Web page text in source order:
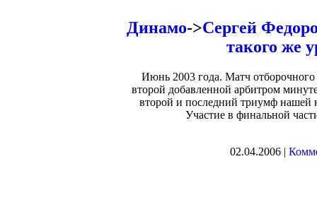
Динамо->Сергей
такого же
Июнь 2003 года. Матч
второй добавленной арбитром
второй и последний триумф нашей
Участие в финальной
02.04.2006 |